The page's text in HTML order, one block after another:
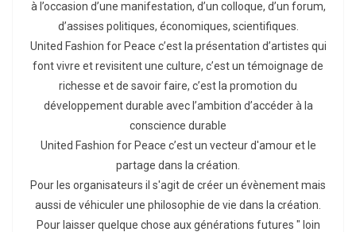
à l’occasion d’une manifestation, d’un colloque, d’un forum,
d’assises politiques, économiques, scientifiques.
United Fashion for Peace c’est la présentation d’artistes qui
font vivre et revisitent une culture, c’est un témoignage de
richesse et de savoir faire, c’est la promotion du
développement durable avec l’ambition d’accéder à la
conscience durable
United Fashion for Peace c’est un vecteur d'amour et le
partage dans la création.
Pour les organisateurs il s'agit de créer un évènement mais
aussi de véhiculer une philosophie de vie dans la création.
Pour laisser quelque chose aux générations futures " loin